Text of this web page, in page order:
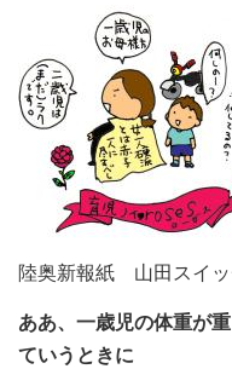
陸奥新報紙 山田スイッ
ああ、一歳児の体重が
ていうときに